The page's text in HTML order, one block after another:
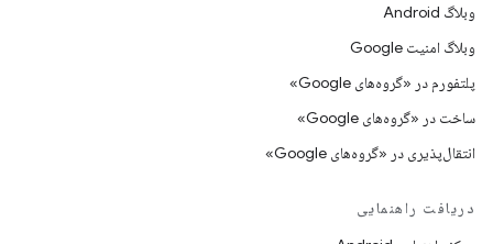
وبلاگ Android
وبلاگ امنیت Google
پلتفورم در «گروه‌های Google»
ساخت در «گروه‌های Google»
انتقال‌پذیری در «گروه‌های Google»
دریافت راهنمایی